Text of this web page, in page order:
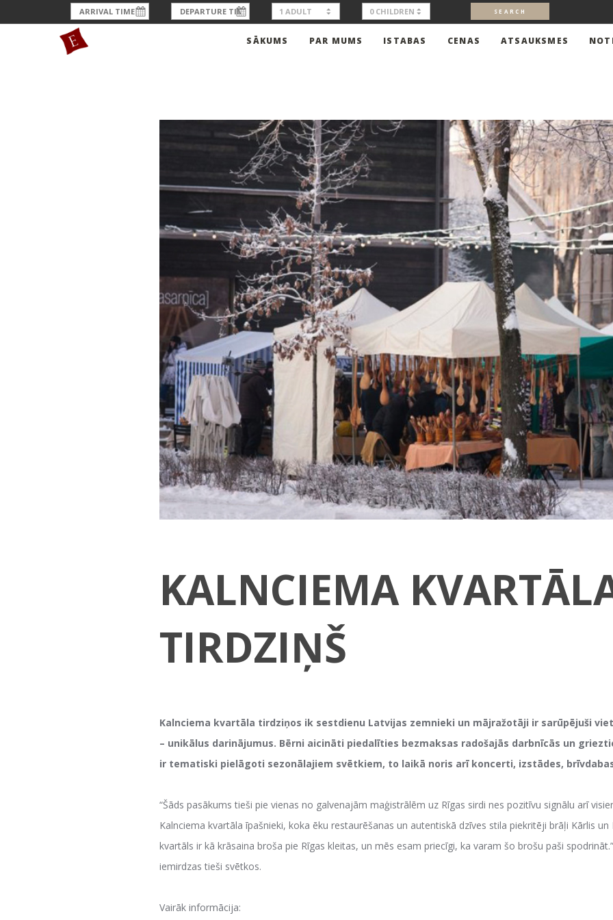
SĀKUMS PAR MUMS ISTABAS CENAS ATSAUKSMES
KALNCIEMA
TIRDZIŅŠ
Kalnciema kvartāla tirdziņos ik sestdienu Latvijas zemnieki un mājražotāji ir sarūpējuši
– unikālus darinājumus. Bērni aicināti piedalīties bezmaksas radošajās darbnīcās un
ir tematiski pielāgoti sezonālajiem svētkiem, to laikā noris arī koncerti, izstādes,
“Šāds pasākums tieši pie vienas no galvenajām maģistrālēm uz Rīgas sirdi nes pozitīvu signālu arī
Kalnciema kvartāla īpašnieki, koka ēku restaurēšanas un autentiskā dzīves stila piekritēji brāļi Kārlis
kvartāls ir kā krāsaina broša pie Rīgas kleitas, un mēs esam priecīgi, ka varam šo brošu paši
iemirdzas tieši svētkos.
Vairāk informācija: